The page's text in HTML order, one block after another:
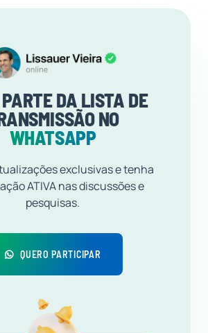
DA LISTA DE
NO
WHATSAPP
exclusivas e tenha
ATIVA nas discussões e
pesquisas.
QUERO PARTICIPAR